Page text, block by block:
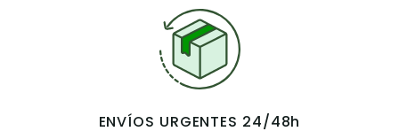
ENVÍOS URGENTES 24/48h